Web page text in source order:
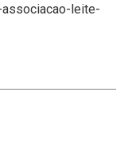
leite-